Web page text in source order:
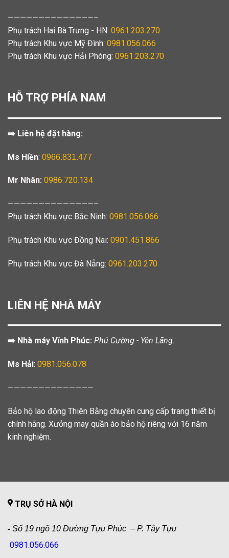
——————————————–
Phụ trách Hai Bà Trưng - HN: 0961.203.270
Phụ trách Khu vực Mỹ Đình: 0981.056.066
Phụ trách Khu vực Hải Phòng: 0961.203.270
HỖ TRỢ PHÍA NAM
➡️ Liên hệ đặt hàng:
Ms Hiền: 0966.831.477
Mr Nhân: 0986.720.134
——————————————–
Phụ trách Khu vực Bắc Ninh: 0981.056.066
Phụ trách Khu vực Đồng Nai: 0901.451.866
Phụ trách Khu vực Đà Nẵng: 0961.203.270
LIÊN HỆ NHÀ MÁY
➡️ Nhà máy Vĩnh Phúc: Phú Cường - Yên Lãng.
Ms Hải: 0981.056.078
——————————————
Bảo hộ lao động Thiên Bằng chuyên cung cấp trang thiết bị
chính hãng. Xưởng may quần áo bảo hộ riêng với 16 năm
kinh nghiệm.
TRỤ SỞ HÀ NỘI
- Số 19 ngõ 10 Đường Tựu Phúc – P. Tây Tựu
0981.056.066